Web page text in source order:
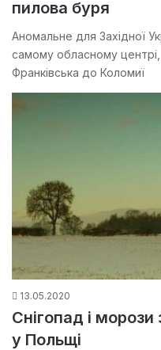
пилова буря
Аномальне для Західної
самому обласному центрі,
Франківська до Коломиї
13.05.2020
Снігопад і морози
у Польщі